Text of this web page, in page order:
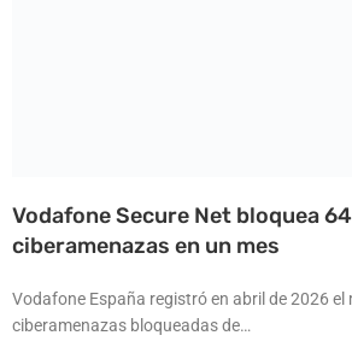
Vodafone Secure Net bloquea
ciberamenazas en un mes
Vodafone España registró en abril de 2026 el
ciberamenazas bloqueadas de…